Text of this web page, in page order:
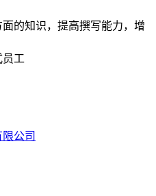
的知识，提高撰写能力，增
员工
公司